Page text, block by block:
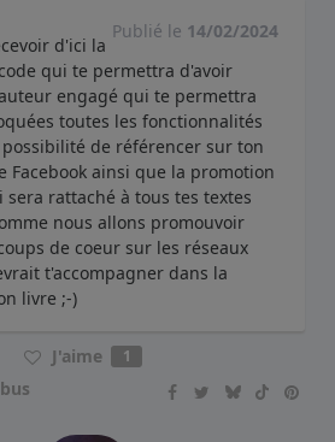
Publié le 14/02/2024
d'ici la
qui te permettra d'avoir
engagé qui te permettra
toutes les fonctionnalités
de référencer sur ton
Facebook ainsi que la promotion
sera rattaché à tous tes textes
nous allons promouvoir
de coeur sur les réseaux
t'accompagner dans la
livre ;-)
J'aime 1